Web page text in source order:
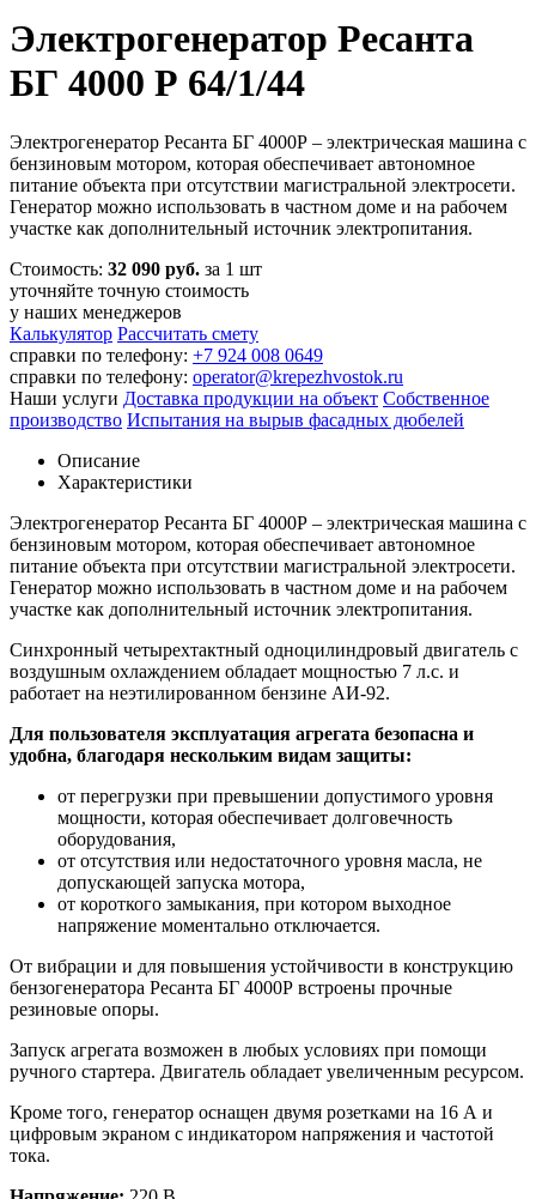
Электрогенератор Ресанта
БГ 4000 Р 64/1/44
Электрогенератор Ресанта БГ 4000Р – электрическая машина с
бензиновым мотором, которая обеспечивает автономное
питание объекта при отсутствии магистральной электросети.
Генератор можно использовать в частном доме и на рабочем
участке как дополнительный источник электропитания.
Стоимость: 32 090 руб. за 1 шт
уточняйте точную стоимость
у наших менеджеров
Калькулятор Рассчитать смету
справки по телефону: +7 924 008 0649
справки по телефону: operator@krepezhvostok.ru
Наши услуги Доставка продукции на объект Собственное
производство Испытания на вырыв фасадных дюбелей
Описание
Характеристики
Электрогенератор Ресанта БГ 4000Р – электрическая машина с
бензиновым мотором, которая обеспечивает автономное
питание объекта при отсутствии магистральной электросети.
Генератор можно использовать в частном доме и на рабочем
участке как дополнительный источник электропитания.
Синхронный четырехтактный одноцилиндровый двигатель с
воздушным охлаждением обладает мощностью 7 л.с. и
работает на неэтилированном бензине АИ-92.
Для пользователя эксплуатация агрегата безопасна и
удобна, благодаря нескольким видам защиты:
от перегрузки при превышении допустимого уровня
мощности, которая обеспечивает долговечность
оборудования,
от отсутствия или недостаточного уровня масла, не
допускающей запуска мотора,
от короткого замыкания, при котором выходное
напряжение моментально отключается.
От вибрации и для повышения устойчивости в конструкцию
бензогенератора Ресанта БГ 4000Р встроены прочные
резиновые опоры.
Запуск агрегата возможен в любых условиях при помощи
ручного стартера. Двигатель обладает увеличенным ресурсом.
Кроме того, генератор оснащен двумя розетками на 16 А и
цифровым экраном с индикатором напряжения и частотой
тока.